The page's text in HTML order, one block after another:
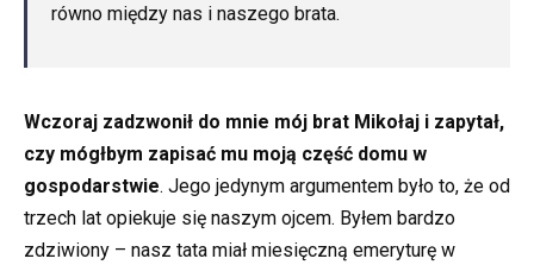
równo między nas i naszego brata.
Wczoraj zadzwonił do mnie mój brat Mikołaj i zapytał,
czy mógłbym zapisać mu moją część domu w
gospodarstwie. Jego jedynym argumentem było to, że od
trzech lat opiekuje się naszym ojcem. Byłem bardzo
zdziwiony – nasz tata miał miesięczną emeryturę w